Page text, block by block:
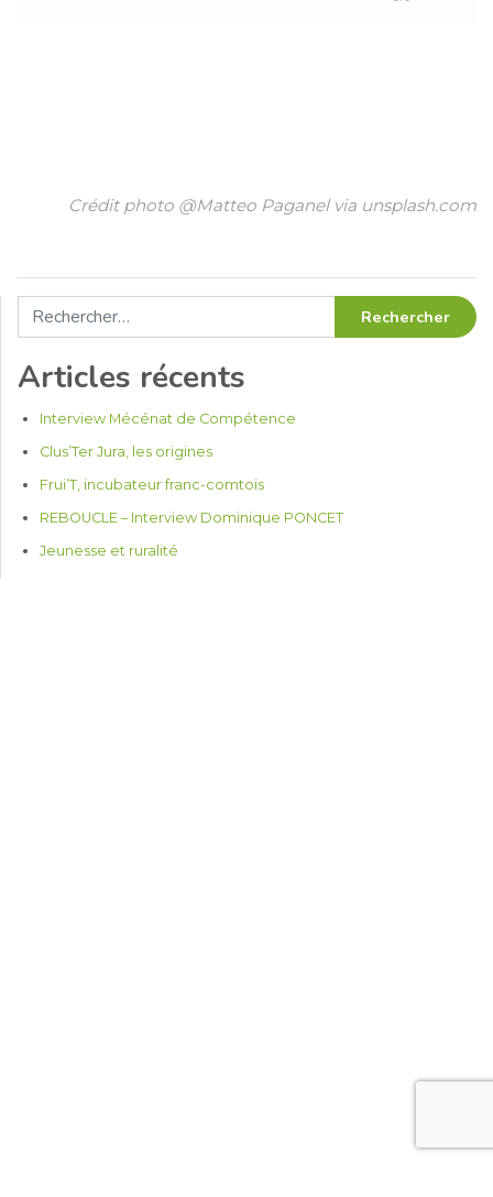
Crédit photo @Matteo Paganel via unsplash.com
Rechercher :
Articles récents
Interview Mécénat de Compétence
Clus’Ter Jura, les origines
Frui’T, incubateur franc-comtois
REBOUCLE – Interview Dominique PONCET
Jeunesse et ruralité